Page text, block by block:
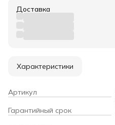
Доставка
Характеристики
Артикул
Гарантийный срок